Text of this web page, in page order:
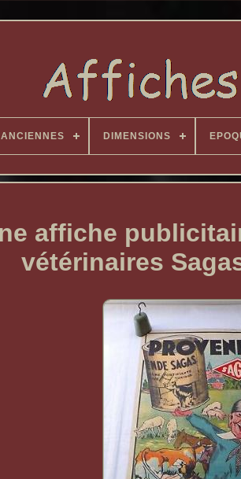
DIMENSIONS
affiche
vétérinaires